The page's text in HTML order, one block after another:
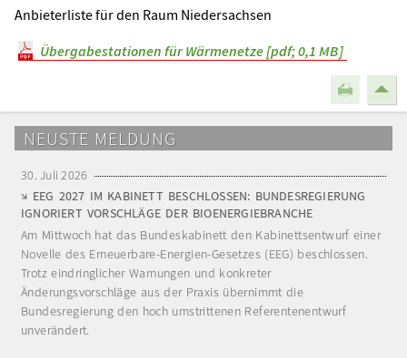
Anbieterliste für den Raum Niedersachsen
Übergabestationen für Wärmenetze [pdf; 0,1 MB]
NEUSTE MELDUNG
30. Juli 2026
EEG 2027 IM KABINETT BESCHLOSSEN: BUNDESREGIERUNG
IGNORIERT VORSCHLÄGE DER BIOENERGIEBRANCHE
Am Mittwoch hat das Bundeskabinett den Kabinettsentwurf einer
Novelle des Erneuerbare-Energien-Gesetzes (EEG) beschlossen.
Trotz eindringlicher Warnungen und konkreter
Änderungsvorschläge aus der Praxis übernimmt die
Bundesregierung den hoch umstrittenen Referentenentwurf
unverändert.